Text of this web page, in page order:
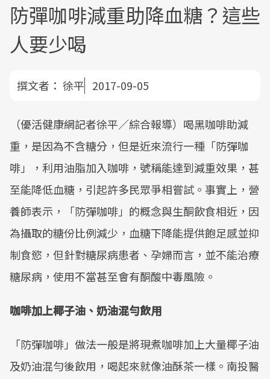
防彈咖啡減重助降血糖？這些
人要少喝
撰文者： 徐平 2017-09-05
（優活健康網記者徐平／綜合報導）喝黑咖啡助減
重，是因為不含糖分，但是近來流行一種「防彈咖
啡」，利用油脂加入咖啡，號稱能達到減重效果，甚
至能降低血糖，引起許多民眾爭相嘗試。事實上，營
養師表示，「防彈咖啡」的概念與生酮飲食相近，因
為攝取的糖份比例減少，血糖下降能提供飽足感並抑
制食慾，但針對糖尿病患者、孕婦而言，並不能治療
糖尿病，使用不當甚至會有酮酸中毒風險。
咖啡加上椰子油、奶油混勻飲用
「防彈咖啡」做法一般是將現煮咖啡加上大量椰子油
及奶油混勻後飲用，喝起來就像油酥茶一樣。南投醫